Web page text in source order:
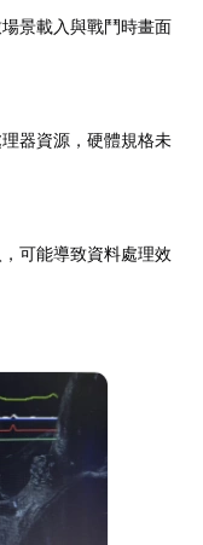
景載入與戰鬥時畫面
器資源，硬體規格未
可能導致資料處理效